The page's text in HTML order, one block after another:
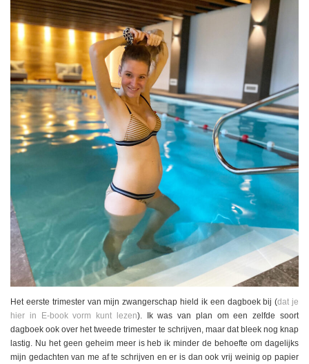
Het eerste trimester van mijn zwangerschap hield ik een dagboek bij (dat je
hier in E-book vorm kunt lezen). Ik was van plan om een zelfde soort
dagboek ook over het tweede trimester te schrijven, maar dat bleek nog knap
lastig. Nu het geen geheim meer is heb ik minder de behoefte om dagelijks
mijn gedachten van me af te schrijven en er is dan ook vrij weinig op papier